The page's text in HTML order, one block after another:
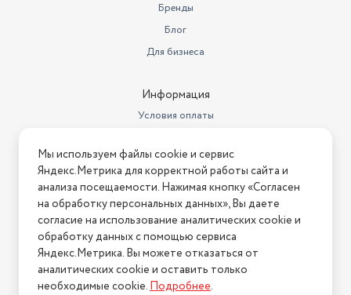
Бренды
Блог
Для бизнеса
Информация
Условия оплаты
Условия возврата
Нашли ошибку на сайте? Напишите нам
2026 © Интернет-магазин "АстМаркет". У нас есть всё!
Политика конфиденциальности
Мы используем файлы cookie и сервис
Яндекс.Метрика для корректной работы сайта и
анализа посещаемости. Нажимая кнопку «Согласен
на обработку персональных данных», Вы даете
согласие на использование аналитических cookie и
обработку данных с помощью сервиса
Яндекс.Метрика. Вы можете отказаться от
аналитических cookie и оставить только
необходимые cookie.Подробнее.